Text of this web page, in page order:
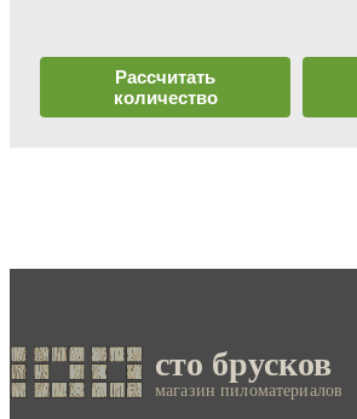
Рассчитать
количество
сто брусков
магазин пиломатериалов